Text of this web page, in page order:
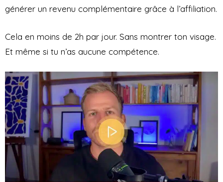
générer un revenu complémentaire grâce à l’affiliation.
Cela en moins de 2h par jour. Sans montrer ton visage.
Et même si tu n’as aucune compétence.